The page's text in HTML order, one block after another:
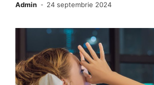
Admin 24 septembrie 2024